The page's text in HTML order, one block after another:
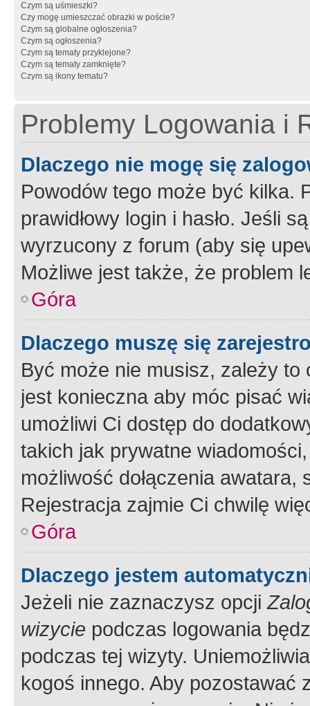
Czym są uśmieszki?
Czy mogę umieszczać obrazki w poście?
Czym są globalne ogłoszenia?
Czym są ogłoszenia?
Czym są tematy przyklejone?
Czym są tematy zamknięte?
Czym są ikony tematu?
Problemy Logowania i
Dlaczego nie mogę się
Powodów tego może być kilka.
prawidłowy login i hasło. Jeśli
wyrzucony z forum (aby się
Możliwe jest także, że problem
Góra
Dlaczego muszę się
Być może nie musisz, zależy
jest konieczna aby móc pisać
umożliwi Ci dostęp do
takich jak prywatne
możliwość dołączenia
Rejestracja zajmie Ci chwilę
Góra
Dlaczego jestem
Jeżeli nie zaznaczysz opcji
wizycie podczas logowania
podczas tej wizyty.
kogoś innego. Aby pozostawać